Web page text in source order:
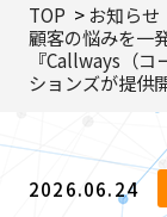
TOP
お知らせ
顧客の悩みを一
『Callways（
ションズが提供
2026.06.24